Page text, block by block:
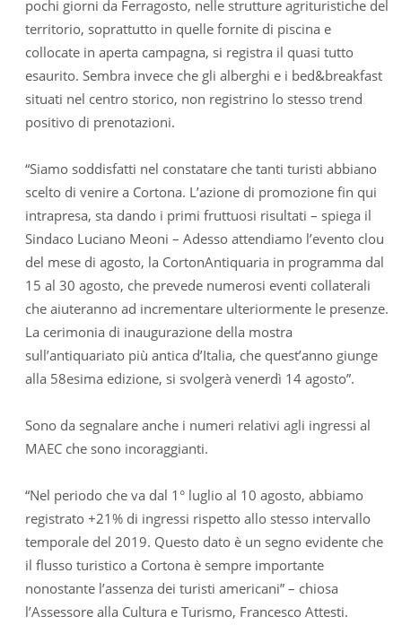
pochi giorni da Ferragosto, nelle strutture agrituristiche del
territorio, soprattutto in quelle fornite di piscina e
collocate in aperta campagna, si registra il quasi tutto
esaurito. Sembra invece che gli alberghi e i bed&breakfast
situati nel centro storico, non registrino lo stesso trend
positivo di prenotazioni.
“Siamo soddisfatti nel constatare che tanti turisti abbiano
scelto di venire a Cortona. L’azione di promozione fin qui
intrapresa, sta dando i primi fruttuosi risultati – spiega il
Sindaco Luciano Meoni – Adesso attendiamo l’evento clou
del mese di agosto, la CortonAntiquaria in programma dal
15 al 30 agosto, che prevede numerosi eventi collaterali
che aiuteranno ad incrementare ulteriormente le presenze.
La cerimonia di inaugurazione della mostra
sull’antiquariato più antica d’Italia, che quest’anno giunge
alla 58esima edizione, si svolgerà venerdì 14 agosto”.
Sono da segnalare anche i numeri relativi agli ingressi al
MAEC che sono incoraggianti.
“Nel periodo che va dal 1° luglio al 10 agosto, abbiamo
registrato +21% di ingressi rispetto allo stesso intervallo
temporale del 2019. Questo dato è un segno evidente che
il flusso turistico a Cortona è sempre importante
nonostante l’assenza dei turisti americani” – chiosa
l’Assessore alla Cultura e Turismo, Francesco Attesti.